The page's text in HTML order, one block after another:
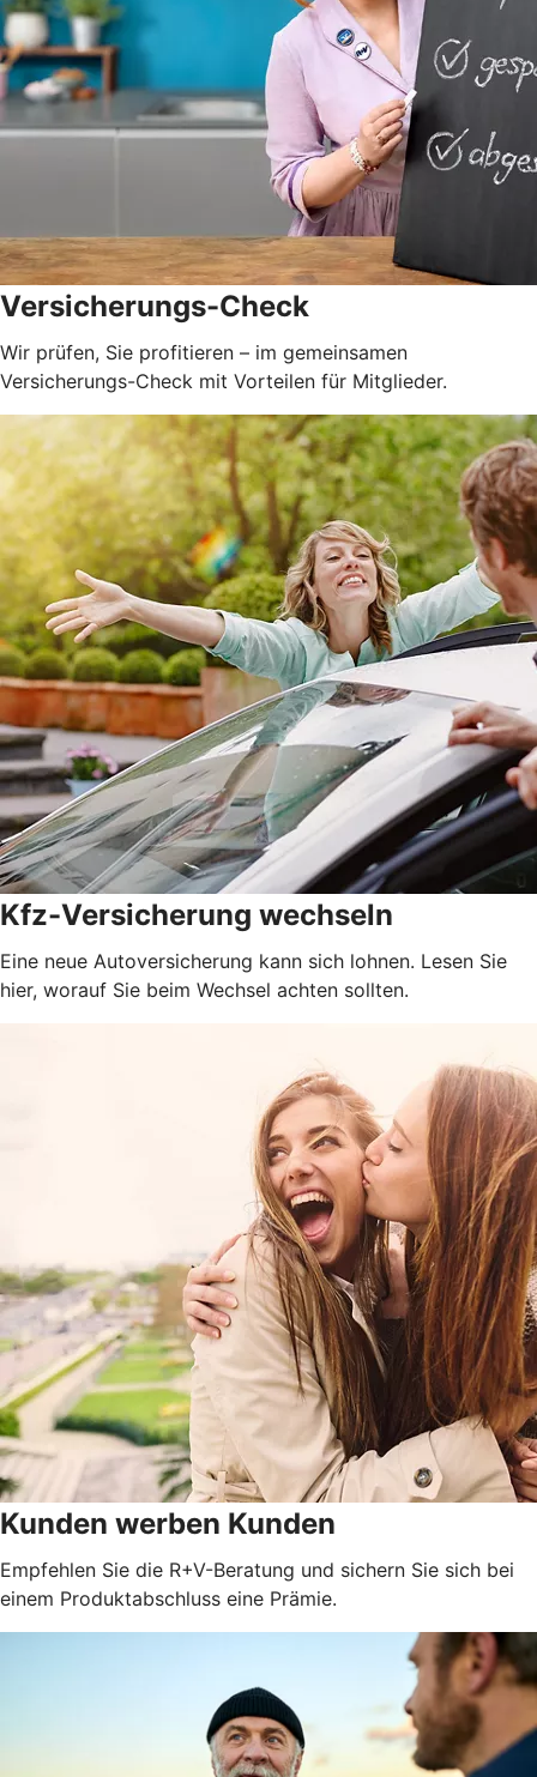
Versicherungs-Check
Wir prüfen, Sie profitieren – im gemeinsamen
Versicherungs-Check mit Vorteilen für Mitglieder.
Kfz-Versicherung wechseln
Eine neue Autoversicherung kann sich lohnen. Lesen Sie
hier, worauf Sie beim Wechsel achten sollten.
Kunden werben Kunden
Empfehlen Sie die R+V-Beratung und sichern Sie sich bei
einem Produktabschluss eine Prämie.